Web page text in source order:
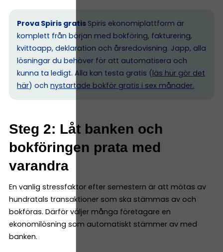
Prova Spiris gratis Spiris ekonomiplattform är
komplett från början med bokföring, fakturering,
kvittoapp, deklaration och årsredovisning. Japp, alla
lösningar du behöver för att automatisera och
kunna ta ledigt. Alla kan testa gratis (läs hur gör det
här) och nystartade bokför gratis i sex månader.
Steg 2: Låt banken och
bokföringen prata med
varandra
En vanlig stressfaktor efter semestern är att mötas av
hundratals transaktioner som ska stämmas av och
bokföras. Därför väljer många företagare en
ekonomilösning som automatiskt stämmer av med
banken.